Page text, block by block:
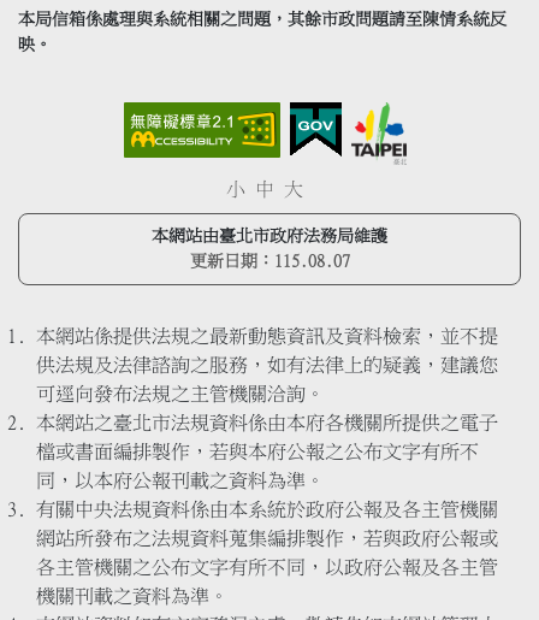
本局信箱係處理與系統相關之問題，其餘市政問題請至陳情系統反
映。
小 中 大
本網站由臺北市政府法務局維護
更新日期： 115.08.07
本網站係提供法規之最新動態資訊及資料檢索，並不提
供法規及法律諮詢之服務，如有法律上的疑義，建議您
可逕向發布法規之主管機關洽詢。
本網站之臺北市法規資料係由本府各機關所提供之電子
檔或書面編排製作，若與本府公報之公布文字有所不
同，以本府公報刊載之資料為準。
有關中央法規資料係由本系統於政府公報及各主管機關
網站所發布之法規資料蒐集編排製作，若與政府公報或
各主管機關之公布文字有所不同，以政府公報及各主管
機關刊載之資料為準。